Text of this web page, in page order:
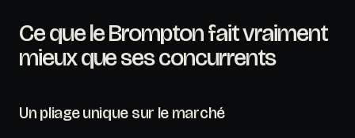
Ce que le Brompton fait vraiment
mieux que ses concurrents
Un pliage unique sur le marché